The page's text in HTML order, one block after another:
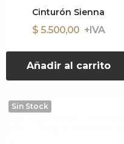
Cinturón Sienna
$ 5.500,00
Añadir al carrito
Sin Stock